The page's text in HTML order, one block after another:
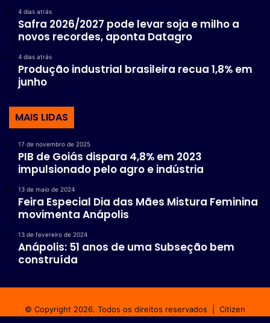
4 dias atrás
Safra 2026/2027 pode levar soja e milho a
novos recordes, aponta Datagro
4 dias atrás
Produção industrial brasileira recua 1,8% em
junho
MAIS LIDAS
17 de novembro de 2025
PIB de Goiás dispara 4,8% em 2023
impulsionado pelo agro e indústria
13 de maio de 2024
Feira Especial Dia das Mães Mistura Feminina
movimenta Anápolis
13 de fevereiro de 2024
Anápolis: 51 anos de uma Subseção bem
construída
© Copyright 2026. Todos os direitos reservados | Citizen